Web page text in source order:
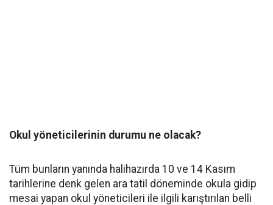
Okul yöneticilerinin durumu ne olacak?
Tüm bunların yanında halihazırda 10 ve 14 Kasım
tarihlerine denk gelen ara tatil döneminde okula gidip
mesai yapan okul yöneticileri ile ilgili karıştırılan belli